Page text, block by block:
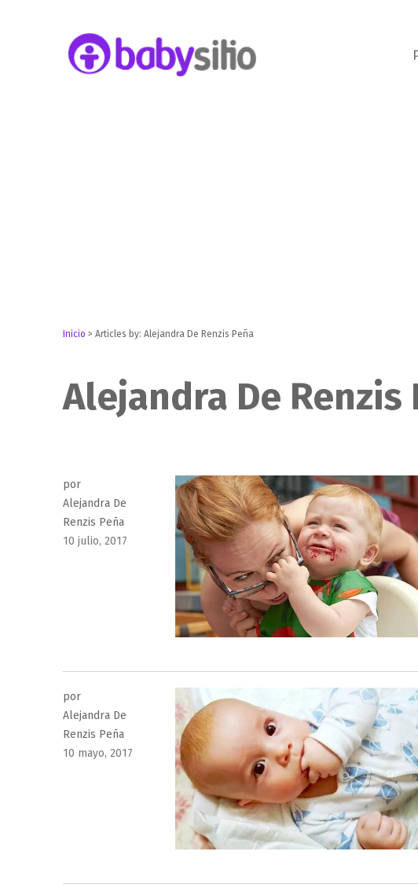
Inicio >Articles by: Alejandra De Renzis Peña
Alejandra De Renzis
por
Alejandra De
Renzis Peña
Publicado
10 julio, 2017
por
Alejandra De
Renzis Peña
Publicado
10 mayo, 2017